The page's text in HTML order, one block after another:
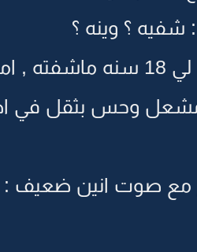
؟ وينه ؟
,, مات ..
وحس بثقل في
مع صوت انين ضعيف :